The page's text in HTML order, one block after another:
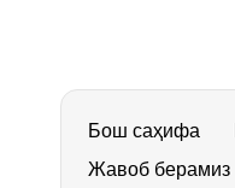
Бош саҳифа
Жавоб берамиз